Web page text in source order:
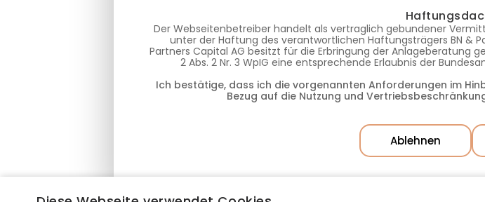
Der Webseitenbetreiber handelt als vertraglich gebundener
unter der Haftung des verantwortlichen Haftungsträgers BN &
Partners Capital AG besitzt für die Erbringung der Anlageberatung
2 Abs. 2 Nr. 3 WpIG eine entsprechende Erlaubnis der
Ich bestätige, dass ich die vorgenannten Anforderungen im
Bezug auf die Nutzung und
Ablehnen